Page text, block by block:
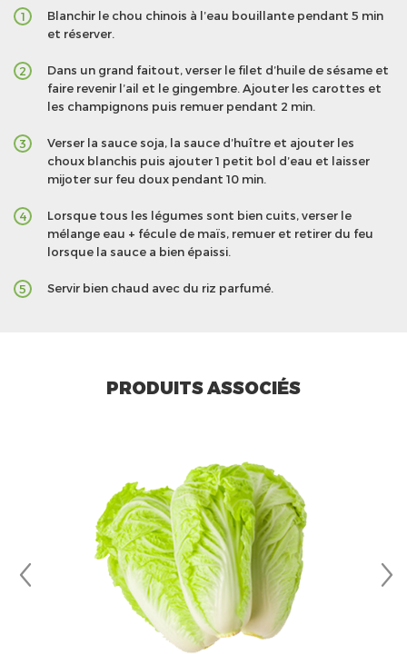
1
Blanchir le chou chinois à l’eau bouillante pendant 5 min
et réserver.
2
Dans un grand faitout, verser le filet d’huile de sésame et
faire revenir l’ail et le gingembre. Ajouter les carottes et
les champignons puis remuer pendant 2 min.
3
Verser la sauce soja, la sauce d’huître et ajouter les
choux blanchis puis ajouter 1 petit bol d’eau et laisser
mijoter sur feu doux pendant 10 min.
4
Lorsque tous les légumes sont bien cuits, verser le
mélange eau + fécule de maïs, remuer et retirer du feu
lorsque la sauce a bien épaissi.
5 Servir bien chaud avec du riz parfumé.
PRODUITS ASSOCIÉS